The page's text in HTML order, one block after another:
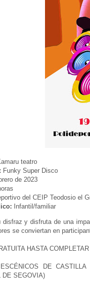
teatro
Funky Super Disco
de 2023
del CEIP Teodosio el
Infantil/familiar
disfraz y disfruta de una
se conviertan en
HASTA COMPLETAR
DE
DE SEGOVIA)